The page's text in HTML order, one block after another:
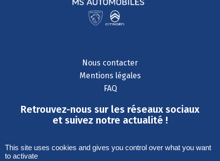
Nous contacter
Mentions légales
FAQ
Retrouvez-nous sur les réseaux sociaux
et suivez notre actualité !
This site uses cookies and gives you control over what you want
to activate